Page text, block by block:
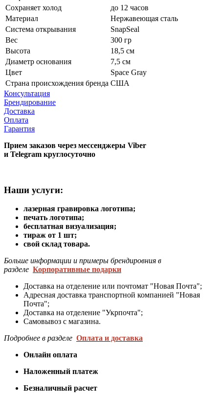
Сохраняет холод
до 12 часов
Материал
Нержавеющая сталь
Система открывания
SnapSeal
Вес
300 гр
Высота
18,5 см
Диаметр основания
7,5 см
Цвет
Space Gray
Страна происхождения бренда США
Консультация
Брендирование
Доставка
Оплата
Гарантия
Прием заказов через мессенджеры Viber
и Telegram круглосуточно
Наши услуги:
лазерная гравировка логотипа;
печать логотипа;
бесплатная визуализация;
тираж от 1 шт;
свой склад товара.
Больше информации и примеры брендировния в
разделе Корпоративные подарки
Доставка на отделение или почтомат "Новая Почта";
Адресная доставка транспортной компанией "Новая
Почта";
Доставка на отделение "Укрпочта";
Самовывоз с магазина.
Подробнее в разделе Оплата и доставка
Онлайн оплата
Наложенный платеж
Безналичный расчет